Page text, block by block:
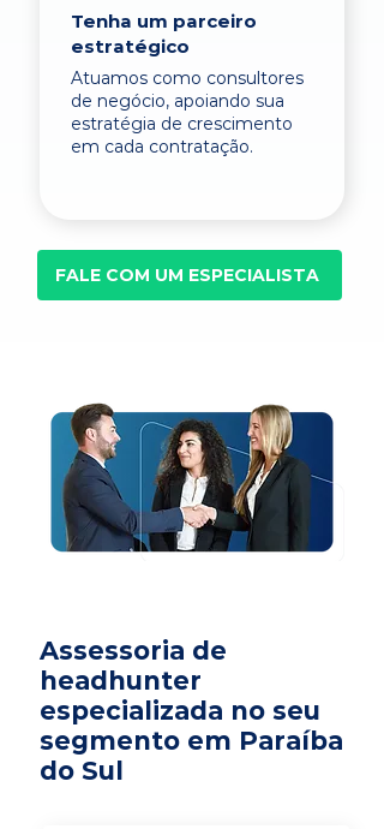
Tenha um parceiro
estratégico
Atuamos como consultores
de negócio, apoiando sua
estratégia de crescimento
em cada contratação.
FALE COM UM ESPECIALISTA
Assessoria de
headhunter
especializada no seu
segmento em Paraíba
do Sul